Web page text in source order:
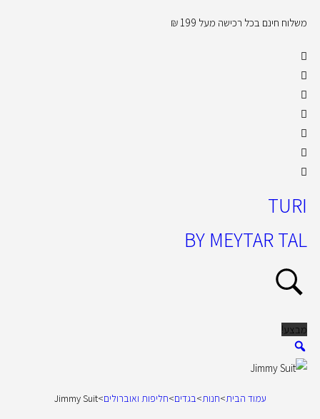
משלוח חינם בכל רכישה מעל 199 ₪
TURI
BY MEYTAR TAL
מבצע!
עמוד הבית>חנות>בגדים>חליפות ואוברולים>
Jimmy Suit